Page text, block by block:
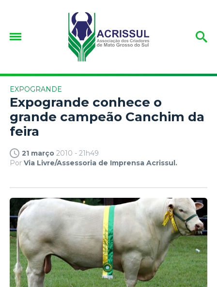
EXPOGRANDE
Expogrande conhece o
grande campeão Canchim da
feira
21 março 2010 - 21h49
Por Via Livre/Assessoria de Imprensa Acrissul.